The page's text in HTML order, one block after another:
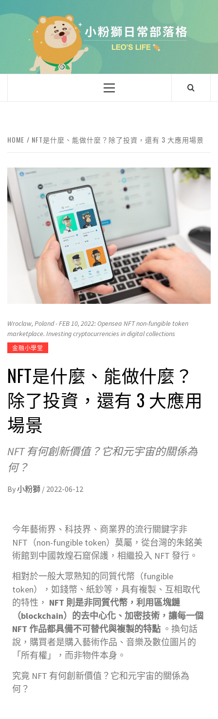
小粉獅日常
LEO'Ｓ LIFE
HOME NFT是什麼、能做什麼？除了投資，還有 3 大應用場景
Wroclaw, Poland - FEB 10, 2022: Opensea NFT non-fungible token
marketplace. Investing cryptocurrencies in digital collections
金融小學堂
NFT是什麼、能做什麼？
除了投資，還有 3 大應用
場景
NFT 有何創新價值？它和元宇宙的關係為
何？
By小粉獅 / 2022-06-12
今年藝術界、科技界、商業界的流行關鍵字非
NFT（non-fungible token）莫屬，從台灣的朱銘美
術館到中國敦煌石窟保護，相繼投入 NFT 發行。
相對於一般大眾熟知的同質代幣（fungible
token），如錢幣、紙鈔等，具有複製、互相取代
的特性， NFT 則是非同質代幣，利用區塊鏈
（blockchain）的去中心化、加密技術，讓每一個
NFT 作品都具備不可替代與複製的特點 。換句話
說，購買者是購入藝術作品、音樂及數位圖片的
「所有權」，而非物件本身。
究竟 NFT 有何創新價值？它和元宇宙的關係為
何？